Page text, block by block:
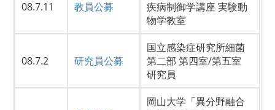
08.7.11 教員公募
疾病制御学講座 実験動
物学教室
08.7.2 研究員公募
国立感染症研究所細菌
第二部 第四室/第五室
研究員
岡山大学「異分野融合